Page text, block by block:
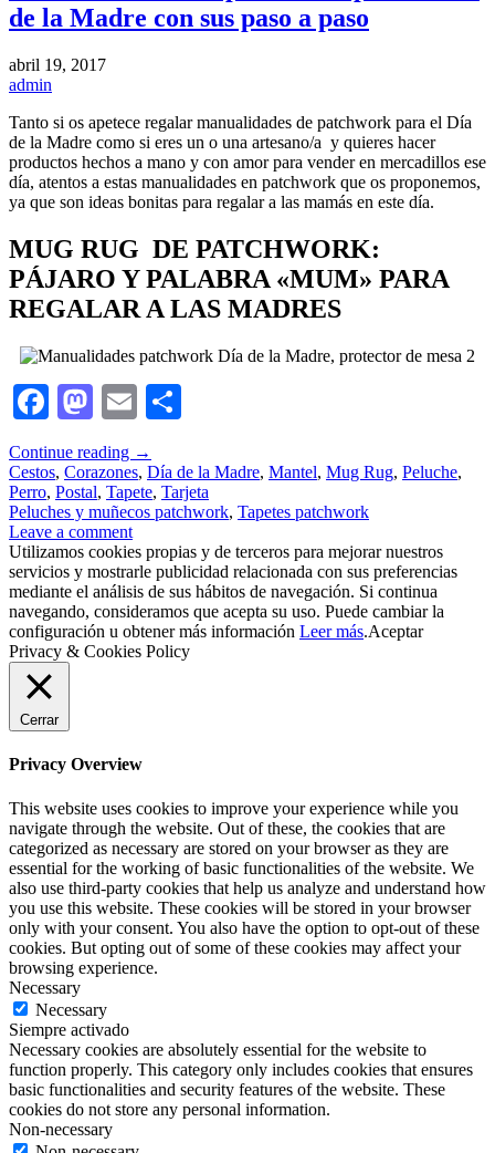
de la Madre con sus paso a paso
abril 19, 2017
admin
Tanto si os apetece regalar manualidades de patchwork para el Día
de la Madre como si eres un o una artesano/a y quieres hacer
productos hechos a mano y con amor para vender en mercadillos ese
día, atentos a estas manualidades en patchwork que os proponemos,
ya que son ideas bonitas para regalar a las mamás en este día.
MUG RUG DE PATCHWORK:
PÁJARO Y PALABRA «MUM» PARA
REGALAR A LAS MADRES
Facebook
Mastodon
Email
Continue reading →
Cestos, Corazones, Día de la Madre, Mantel, Mug Rug, Peluche,
Perro, Postal, Tapete, Tarjeta
Peluches y muñecos patchwork, Tapetes patchwork
Leave a comment
Utilizamos cookies propias y de terceros para mejorar nuestros
servicios y mostrarle publicidad relacionada con sus preferencias
mediante el análisis de sus hábitos de navegación. Si continua
navegando, consideramos que acepta su uso. Puede cambiar la
configuración u obtener más información Leer más.Aceptar
Privacy & Cookies Policy
Cerrar
Privacy Overview
This website uses cookies to improve your experience while you
navigate through the website. Out of these, the cookies that are
categorized as necessary are stored on your browser as they are
essential for the working of basic functionalities of the website. We
also use third-party cookies that help us analyze and understand how
you use this website. These cookies will be stored in your browser
only with your consent. You also have the option to opt-out of these
cookies. But opting out of some of these cookies may affect your
browsing experience.
Necessary
Necessary
Siempre activado
Necessary cookies are absolutely essential for the website to
function properly. This category only includes cookies that ensures
basic functionalities and security features of the website. These
cookies do not store any personal information.
Non-necessary